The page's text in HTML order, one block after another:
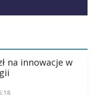
na innowacje w